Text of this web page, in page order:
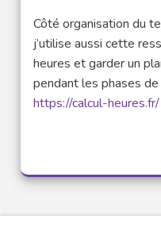
Côté organisation du
j’utilise aussi cette
heures et garder un
pendant les phases
https://calcul-heures.fr/